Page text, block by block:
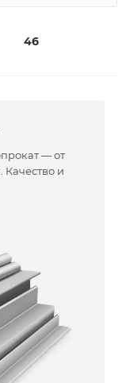
46
— от
Качество и